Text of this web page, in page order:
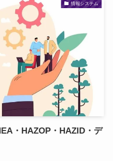
情報システム
・HAZOP・HAZID・デ